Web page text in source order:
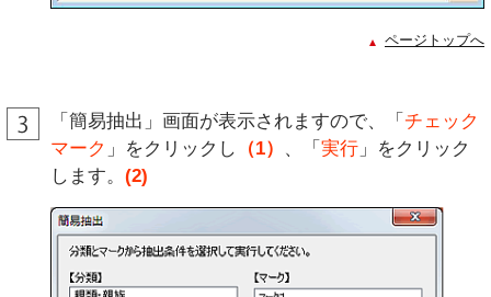
ページトップへ
「簡易抽出」画面が表示されますので、「 チェック
マーク 」をクリックし （1） 、「 実行 」をクリック
します。 (2)